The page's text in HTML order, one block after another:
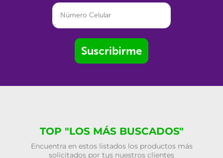
Suscribirme
TOP "LOS MÁS BUSCADOS"
Encuentra en estos listados los productos más
solicitados por tus nuestros clientes